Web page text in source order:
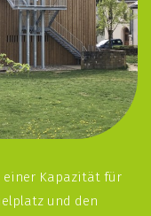
einer Kapazität für
und den